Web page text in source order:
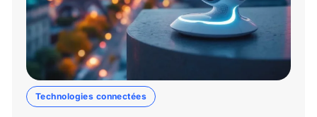
Technologies connectées